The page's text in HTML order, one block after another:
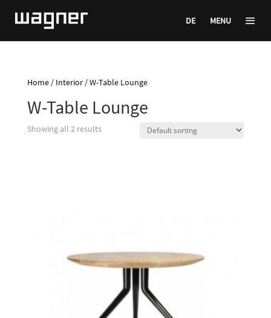
DE MENU
Home/ Interior/ W-Table Lounge
W-Table Lounge
Showing all 2 results